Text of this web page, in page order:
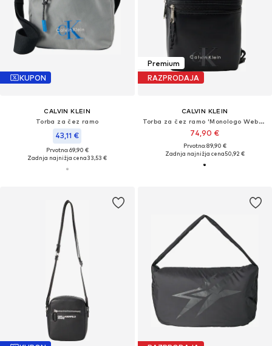
KUPON
CALVIN KLEIN
Torba za čez ramo
43,11 €
Prvotno: 69,90 €
Zadnja najnižja cena33,53 €
Premium
RAZPRODAJA
CALVIN KLEIN
Torba za čez ramo 'Monologo Webbing Strap Sling'
74,90 €
Prvotno: 89,90 €
Zadnja najnižja cena50,92 €